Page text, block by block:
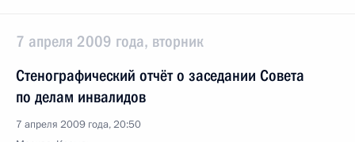
7 апреля 2009 года, вторник
Стенографический отчёт о заседании Совета
по делам инвалидов
7 апреля 2009 года, 20:50